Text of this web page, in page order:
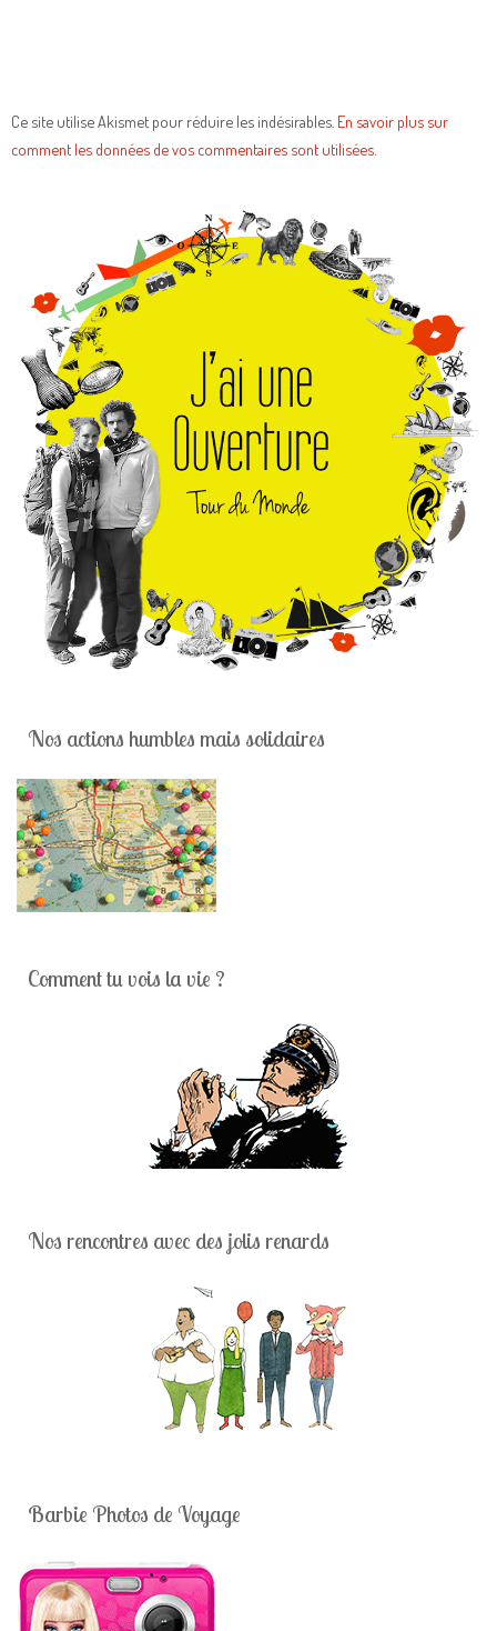
Ce site utilise Akismet pour réduire les indésirables. En savoir plus sur
comment les données de vos commentaires sont utilisées
Nos actions humbles mais solidaires
Comment tu vois la vie ?
Nos rencontres avec des jolis renards
Barbie Photos de Voyage